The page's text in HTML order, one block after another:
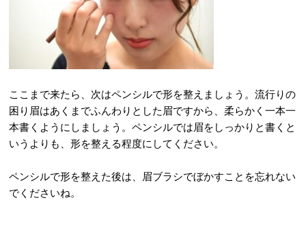
ここまで来たら、次はペンシルで形を整えましょう。流行りの
困り眉はあくまでふんわりとした眉ですから、柔らかく一本一
本書くようにしましょう。ペンシルでは眉をしっかりと書くと
いうよりも、形を整える程度にしてください。
ペンシルで形を整えた後は、眉ブラシでぼかすことを忘れない
でくださいね。